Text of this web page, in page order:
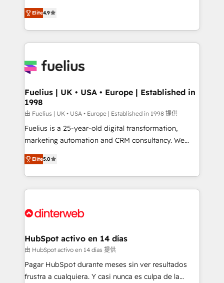
'𝗖𝗼𝗻𝘁𝗮𝗰𝘁 𝗯𝘂𝘀𝗶𝗻𝗲𝘀𝘀' button to get in touch (𝘸𝘦'𝘳𝘦
𝘴𝘶𝘱𝘦𝘳 𝘳𝘦𝘴𝘱𝘰𝘯𝘴𝘪𝘷𝘦)
HubSpot experts ready to help you. We can
implement the platform into complex business
environments, optimise what you've got and make
sure you can actually use it, build your website in
for you and execute it on HubSpot. We are on the
framework, meaning we've been accredited by
HubSpot and vetted by the CCS, which means we
can support public sector companies as well the
other ones listed in our profile. Our services: -
HubSpot implementation - HubSpot CMS website
is there for you to: - Grow revenue, and run your
business more efficiently - Build stronger
more people - Get the most out of your HubSpot
Elite4.9
Fuelius | UK • USA • Europe | Established in
1998
由 Fuelius | UK • USA • Europe | Established in 1998 提供
Fuelius is a 25-year-old digital transformation,
marketing automation and CRM consultancy. We
enable mid-market and enterprise clients to
maximise their return from digital and fuel their
growth. We modernise platforms, streamline
operations that are causing inefficiencies, improve
supercharge revenue operations Key services: • CRM
Transformation / Web Development • RevOps &
Sales Consulting • Marketing Automation What
makes us different? 🚀 Top 0.5% of global HubSpot
agencies ⚙️ The strongest technical ability and
Elite5.0
HubSpot activo en 14 días
由 HubSpot activo en 14 días 提供
Pagar HubSpot durante meses sin ver resultados
frustra a cualquiera. Y casi nunca es culpa de la